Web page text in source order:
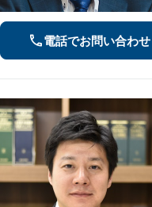
電話でお問い合わせ